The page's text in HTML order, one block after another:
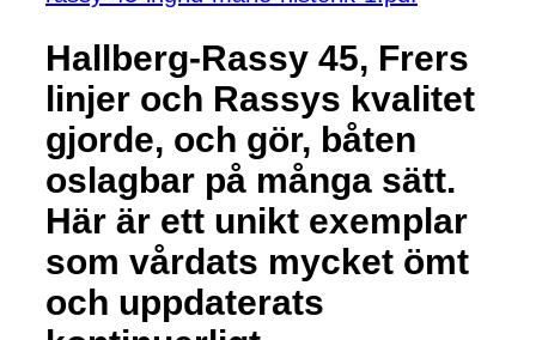
Hallberg-Rassy 45, Frers
linjer och Rassys kvalitet
gjorde, och gör, båten
oslagbar på många sätt.
Här är ett unikt exemplar
som vårdats mycket ömt
och uppdaterats